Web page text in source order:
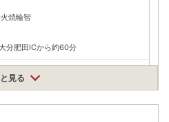
焼輪智
分肥田ICから約60分
課
見る